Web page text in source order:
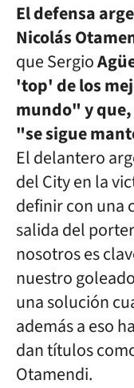
El defensa
Nicolás
que Sergio
'top' de los
mundo" y
"se sigue
El delantero
del City en la
definir con una
salida del
nosotros es
nuestro
una solución
además a eso
dan títulos
Otamendi.